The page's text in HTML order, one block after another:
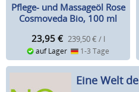
Pflege- und Massageöl Rose
Cosmoveda Bio, 100 ml
23,95 € 239,50 € / l
auf Lager 1-3 Tage
Eine Welt